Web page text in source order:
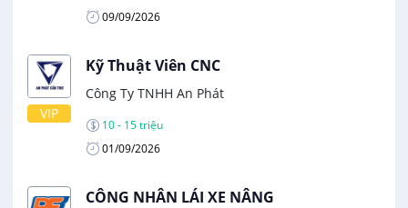
09/09/2026
VIP
Kỹ Thuật Viên CNC
Công Ty TNHH An Phát
10 - 15 triệu
01/09/2026
CÔNG NHÂN LÁI XE NÂNG